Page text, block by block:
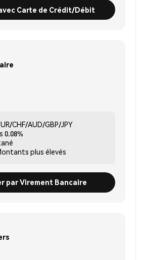
Carte de Crédit/Débit
CHF/AUD/GBP/JPY
0.08%
plus élevés
par Virement Bancaire